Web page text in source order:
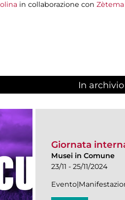
in collaborazione con
In archivio
Giornata
Musei in Comune
23/11 - 25/11/2024